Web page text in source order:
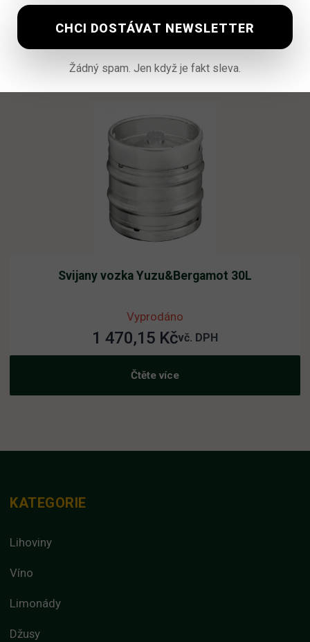
276,06Kčvč. DPH
Čtěte více
Svijany vozka Yuzu&Bergamot 30L
Vyprodáno
1 470,15 Kčvč. DPH
Čtěte více
KATEGORIE
Lihoviny
Víno
Limonády
Džusy
Žádný spam. Jen když je fakt sleva.